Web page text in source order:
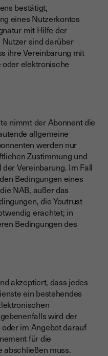
bestätigt,
eines Nutzerkontos
mit Hilfe der
sind darüber
ihre Vereinbarung mit
elektronische
nimmt der Abonnent die
allgemeine
werden nur
Zustimmung und
Vereinbarung. Im Fall
Bedingungen eines
NAB, außer das
die Youtrust
erachtet; in
Bedingungen des
akzeptiert, dass jedes
ein bestehendes
wird der
im Angebot darauf
für die
abschließen muss.